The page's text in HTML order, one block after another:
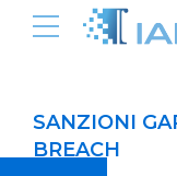
SANZIONI
BREACH